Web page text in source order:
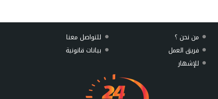
من نحن ؟
فريق العمل
للإشهار
للتواصل معنا
بيانات قانونية